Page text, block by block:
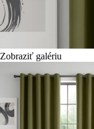
Zobraziť galériu